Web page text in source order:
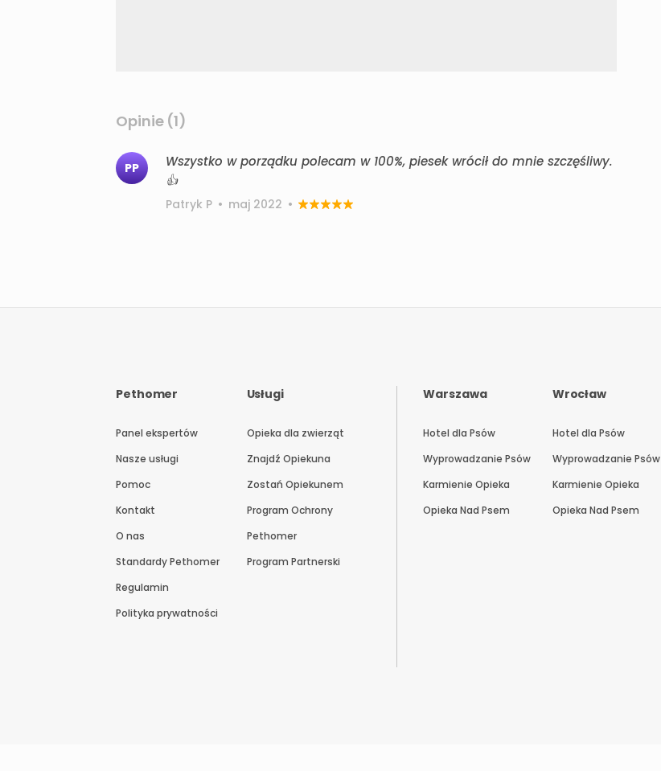
Opinie (1)
PP
Wszystko w porządku polecam w 100%, piesek wrócił do mnie szczęśliwy.
👍
Patryk P • maj 2022 •
Pethomer
Panel ekspertów
Nasze usługi
Pomoc
Kontakt
O nas
Standardy Pethomer
Regulamin
Polityka prywatności
Usługi
Opieka dla zwierząt
Znajdź Opiekuna
Zostań Opiekunem
Program Ochrony
Pethomer
Program Partnerski
Warszawa
Hotel dla Psów
Wyprowadzanie Psów
Karmienie Opieka
Opieka Nad Psem
Wrocław
Hotel dla Psów
Wyprowadzanie Psów
Karmienie Opieka
Opieka Nad Psem